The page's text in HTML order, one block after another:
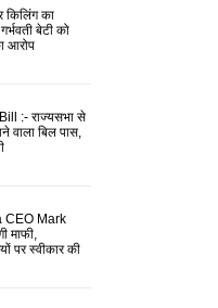
का
बेटी को
आरोप
:- राज्यसभा से
वाला बिल पास,
CEO Mark
माफी,
पर स्वीकार की